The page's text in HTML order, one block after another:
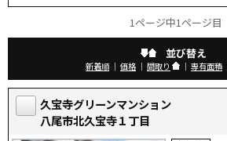
1ページ中1ページ目
並び替え
新着順 ｜ 価格 ｜ 間取り ｜ 専有面積
久宝寺グリーンマンション
八尾市北久宝寺１丁目